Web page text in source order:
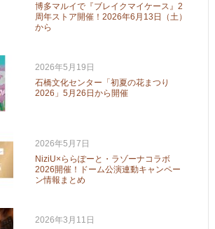
博多マルイで『ブレイクマイケース』2
周年ストア開催！2026年6月13日（土）
から
2026年5月19日
石橋文化センター「初夏の花まつり
2026」5月26日から開催
2026年5月7日
NiziU×ららぽーと・ラゾーナコラボ
2026開催！ドーム公演連動キャンペー
ン情報まとめ
2026年3月11日